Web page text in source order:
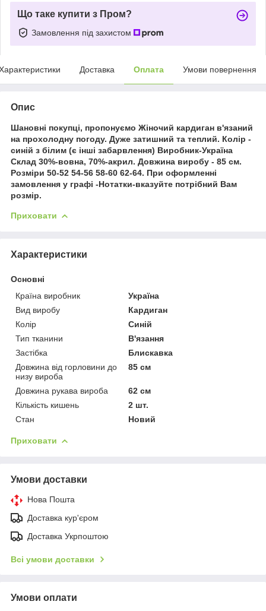
Що таке купити з Пром?
Замовлення під захистом
Доставка Оплата Умови повернення
Опис
Шановні покупці, пропонуємо Жіночий кардиган в'язаний
на прохолодну погоду. Дуже затишний та теплий. Колір -
синій з білим (є інші забарвлення) Виробник-Україна
Склад 30%-вовна, 70%-акрил. Довжина виробу - 85 см.
Розміри 50-52 54-56 58-60 62-64. При оформленні
замовлення у графі -Нотатки-вказуйте потрібний Вам
розмір.
Приховати
Характеристики
Основні
Країна виробник
Україна
Вид виробу
Кардиган
Колір
Синій
Тип тканини
В'язання
Застібка
Блискавка
Довжина від горловини до
низу вироба
85 см
Довжина рукава вироба
62 см
Кількість кишень
2 шт.
Стан
Новий
Приховати
Умови доставки
Нова Пошта
Доставка кур'єром
Доставка Укрпоштою
Всі умови доставки
Умови оплати